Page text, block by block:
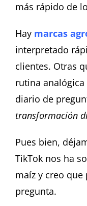
más rápido de
Hay marcas
interpretado
clientes. Otras
rutina
diario de
transformación
Pues bien,
TikTok nos ha
maíz y creo que
pregunta.